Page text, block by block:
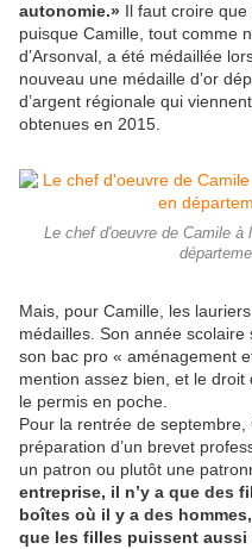
autonomie.» Il faut croire
puisque Camille, tout comme
d’Arsonval, a été médaillée
nouveau une médaille d’or
d’argent régionale qui
obtenues en 2015.
Le chef d'oeuvre de Camile à
Mais, pour Camille, les
médailles. Son année scolaire
son bac pro « aménagement
mention assez bien, et le
le permis en poche.
Pour la rentrée de
préparation d’un brevet
un patron ou plutôt une
entreprise, il n’y a que des
boîtes où il y a des
que les filles puissent aussi